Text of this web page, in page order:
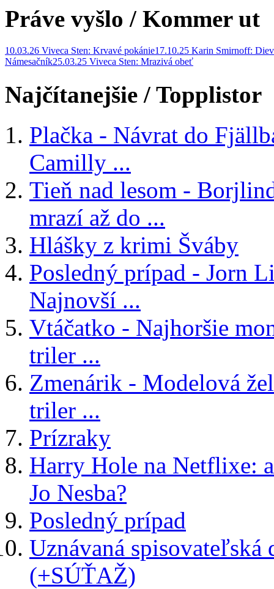
Práve vyšlo / Kommer ut
10.03.26 Viveca Sten: Krvavé pokánie17.10.25 Karin Smirnoff:
Námesačník25.03.25 Viveca Sten: Mrazivá obeť
Najčítanejšie / Topplistor
Plačka - Návrat do
Camilly ...
Tieň nad lesom -
mrazí až do ...
Hlášky z krimi Šváby
Posledný prípad - Jorn
Najnovší ...
Vtáčatko - Najhoršie
triler ...
Zmenárik - Modelová
triler ...
Prízraky
Harry Hole na Netflixe:
Jo Nesba?
Posledný prípad
Uznávaná
(+SÚŤAŽ)